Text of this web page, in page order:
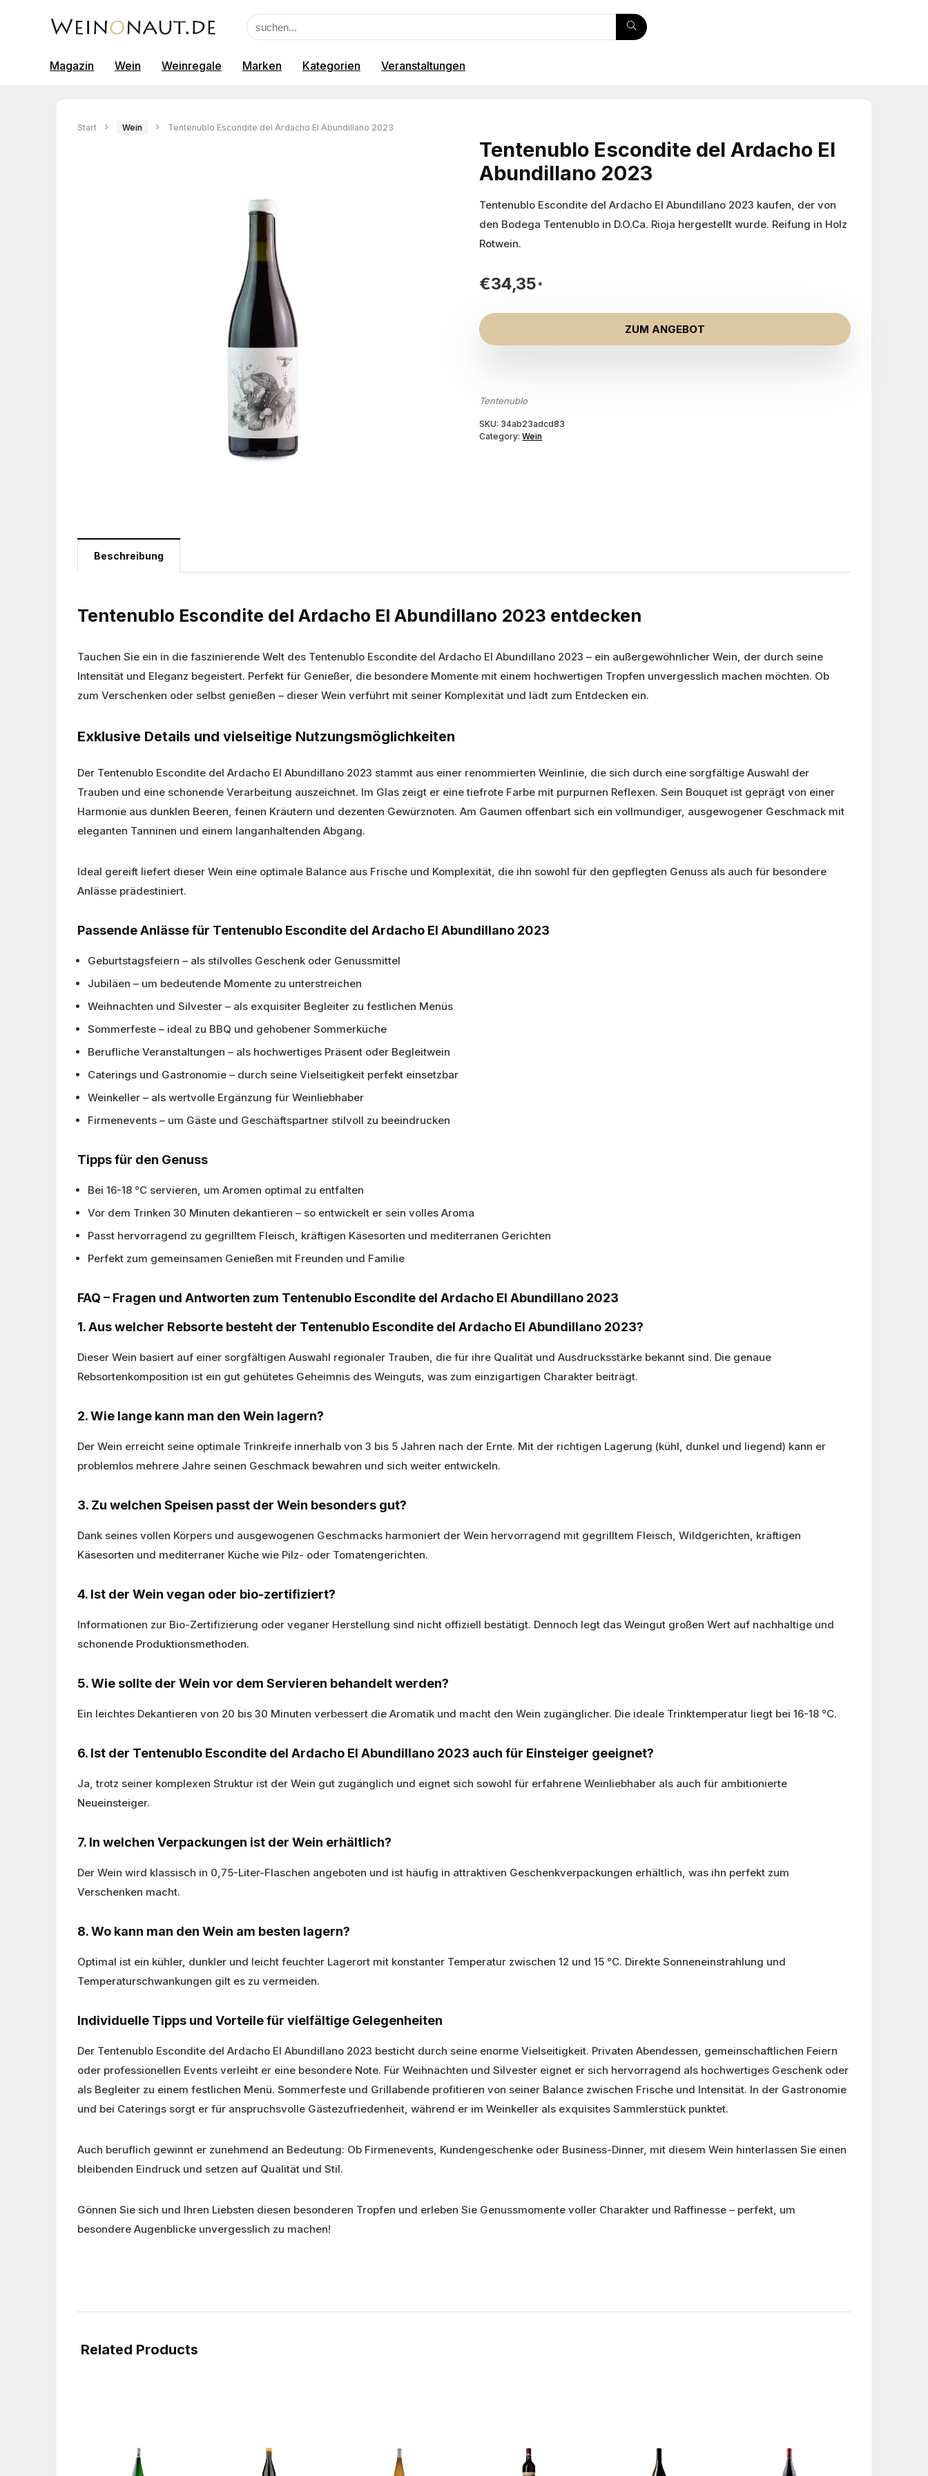
Magazin Wein Weinregale Marken Kategorien Veranstaltungen
Start Wein Tentenublo Escondite del Ardacho El Abundillano 2023
Tentenublo Escondite del Ardacho El
Abundillano 2023
Tentenublo Escondite del Ardacho El Abundillano 2023 kaufen, der von
den Bodega Tentenublo in D.O.Ca. Rioja hergestellt wurde. Reifung in Holz
Rotwein.
€34,35
ZUM ANGEBOT
Tentenublo
SKU: 34ab23adcd83
Category:Wein
Beschreibung
Tentenublo Escondite del Ardacho El Abundillano 2023 entdecken
Tauchen Sie ein in die faszinierende Welt des Tentenublo Escondite del Ardacho El Abundillano 2023 – ein außergewöhnlicher Wein, der durch seine
Intensität und Eleganz begeistert. Perfekt für Genießer, die besondere Momente mit einem hochwertigen Tropfen unvergesslich machen möchten. Ob
zum Verschenken oder selbst genießen – dieser Wein verführt mit seiner Komplexität und lädt zum Entdecken ein.
Exklusive Details und vielseitige Nutzungsmöglichkeiten
Der Tentenublo Escondite del Ardacho El Abundillano 2023 stammt aus einer renommierten Weinlinie, die sich durch eine sorgfältige Auswahl der
Trauben und eine schonende Verarbeitung auszeichnet. Im Glas zeigt er eine tiefrote Farbe mit purpurnen Reflexen. Sein Bouquet ist geprägt von einer
Harmonie aus dunklen Beeren, feinen Kräutern und dezenten Gewürznoten. Am Gaumen offenbart sich ein vollmundiger, ausgewogener Geschmack mit
eleganten Tanninen und einem langanhaltenden Abgang.
Ideal gereift liefert dieser Wein eine optimale Balance aus Frische und Komplexität, die ihn sowohl für den gepflegten Genuss als auch für besondere
Anlässe prädestiniert.
Passende Anlässe für Tentenublo Escondite del Ardacho El Abundillano 2023
Geburtstagsfeiern – als stilvolles Geschenk oder Genussmittel
Jubiläen – um bedeutende Momente zu unterstreichen
Weihnachten und Silvester – als exquisiter Begleiter zu festlichen Menüs
Sommerfeste – ideal zu BBQ und gehobener Sommerküche
Berufliche Veranstaltungen – als hochwertiges Präsent oder Begleitwein
Caterings und Gastronomie – durch seine Vielseitigkeit perfekt einsetzbar
Weinkeller – als wertvolle Ergänzung für Weinliebhaber
Firmenevents – um Gäste und Geschäftspartner stilvoll zu beeindrucken
Tipps für den Genuss
Bei 16-18 °C servieren, um Aromen optimal zu entfalten
Vor dem Trinken 30 Minuten dekantieren – so entwickelt er sein volles Aroma
Passt hervorragend zu gegrilltem Fleisch, kräftigen Käsesorten und mediterranen Gerichten
Perfekt zum gemeinsamen Genießen mit Freunden und Familie
FAQ – Fragen und Antworten zum Tentenublo Escondite del Ardacho El Abundillano 2023
1. Aus welcher Rebsorte besteht der Tentenublo Escondite del Ardacho El Abundillano 2023?
Dieser Wein basiert auf einer sorgfältigen Auswahl regionaler Trauben, die für ihre Qualität und Ausdrucksstärke bekannt sind. Die genaue
Rebsortenkomposition ist ein gut gehütetes Geheimnis des Weinguts, was zum einzigartigen Charakter beiträgt.
2. Wie lange kann man den Wein lagern?
Der Wein erreicht seine optimale Trinkreife innerhalb von 3 bis 5 Jahren nach der Ernte. Mit der richtigen Lagerung (kühl, dunkel und liegend) kann er
problemlos mehrere Jahre seinen Geschmack bewahren und sich weiter entwickeln.
3. Zu welchen Speisen passt der Wein besonders gut?
Dank seines vollen Körpers und ausgewogenen Geschmacks harmoniert der Wein hervorragend mit gegrilltem Fleisch, Wildgerichten, kräftigen
Käsesorten und mediterraner Küche wie Pilz- oder Tomatengerichten.
4. Ist der Wein vegan oder bio-zertifiziert?
Informationen zur Bio-Zertifizierung oder veganer Herstellung sind nicht offiziell bestätigt. Dennoch legt das Weingut großen Wert auf nachhaltige und
schonende Produktionsmethoden.
5. Wie sollte der Wein vor dem Servieren behandelt werden?
Ein leichtes Dekantieren von 20 bis 30 Minuten verbessert die Aromatik und macht den Wein zugänglicher. Die ideale Trinktemperatur liegt bei 16-18 °C.
6. Ist der Tentenublo Escondite del Ardacho El Abundillano 2023 auch für Einsteiger geeignet?
Ja, trotz seiner komplexen Struktur ist der Wein gut zugänglich und eignet sich sowohl für erfahrene Weinliebhaber als auch für ambitionierte
Neueinsteiger.
7. In welchen Verpackungen ist der Wein erhältlich?
Der Wein wird klassisch in 0,75-Liter-Flaschen angeboten und ist häufig in attraktiven Geschenkverpackungen erhältlich, was ihn perfekt zum
Verschenken macht.
8. Wo kann man den Wein am besten lagern?
Optimal ist ein kühler, dunkler und leicht feuchter Lagerort mit konstanter Temperatur zwischen 12 und 15 °C. Direkte Sonneneinstrahlung und
Temperaturschwankungen gilt es zu vermeiden.
Individuelle Tipps und Vorteile für vielfältige Gelegenheiten
Der Tentenublo Escondite del Ardacho El Abundillano 2023 besticht durch seine enorme Vielseitigkeit. Privaten Abendessen, gemeinschaftlichen Feiern
oder professionellen Events verleiht er eine besondere Note. Für Weihnachten und Silvester eignet er sich hervorragend als hochwertiges Geschenk oder
als Begleiter zu einem festlichen Menü. Sommerfeste und Grillabende profitieren von seiner Balance zwischen Frische und Intensität. In der Gastronomie
und bei Caterings sorgt er für anspruchsvolle Gästezufriedenheit, während er im Weinkeller als exquisites Sammlerstück punktet.
Auch beruflich gewinnt er zunehmend an Bedeutung: Ob Firmenevents, Kundengeschenke oder Business-Dinner, mit diesem Wein hinterlassen Sie einen
bleibenden Eindruck und setzen auf Qualität und Stil.
Gönnen Sie sich und Ihren Liebsten diesen besonderen Tropfen und erleben Sie Genussmomente voller Charakter und Raffinesse – perfekt, um
besondere Augenblicke unvergesslich zu machen!
Related Products